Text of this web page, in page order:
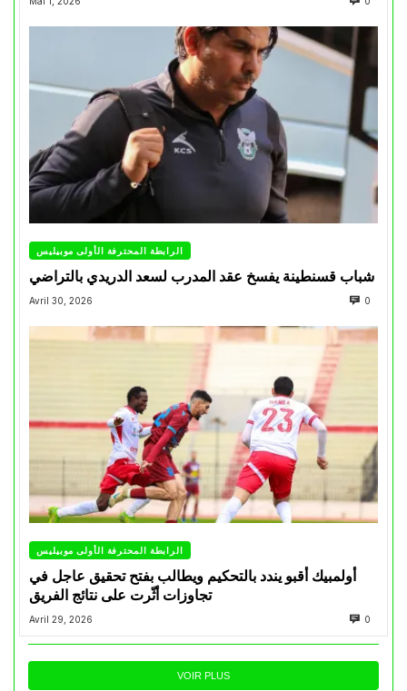
الرابطة المحترفة الأولى موبيليس
شباب قسنطينة يفسخ عقد المدرب لسعد الدريدي بالتراضي
Avril 30, 2026 0
الرابطة المحترفة الأولى موبيليس
أولمبيك أقبو يندد بالتحكيم ويطالب بفتح تحقيق عاجل في
تجاوزات أثّرت على نتائج الفريق
Avril 29, 2026 0
VOIR PLUS